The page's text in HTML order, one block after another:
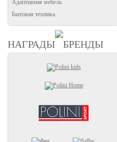
Адаптивная мебель
Бытовая техника
НАГРАДЫ БРЕНДЫ